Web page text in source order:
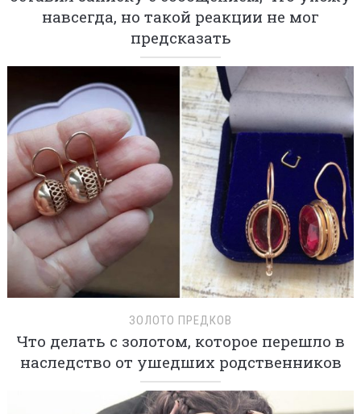
навсегда, но такой реакции не мог
предсказать
ЗОЛОТО ПРЕДКОВ
Что делать с золотом, которое перешло в
наследство от ушедших родственников